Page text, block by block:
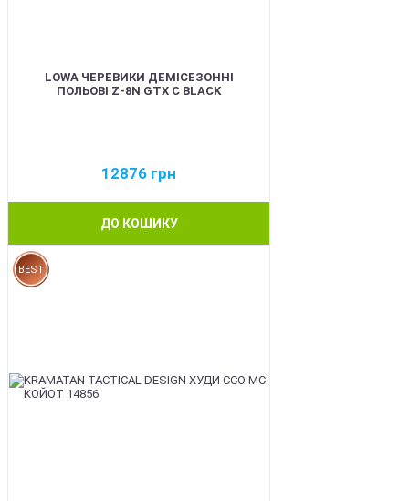
LOWA ЧЕРЕВИКИ ДЕМІСЕЗОННІ
ПОЛЬОВІ Z-8N GTX C BLACK
12876 грн
ДО КОШИКУ
BEST